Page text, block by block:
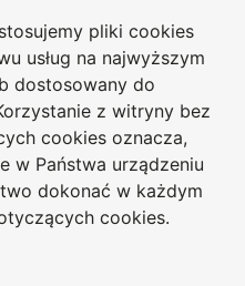
pliki cookies
usług na najwyższym
dostosowany do
z witryny bez
cookies oznacza,
w Państwa urządzeniu
dokonać w każdym
cookies.
menu
Jana Długosza
Deklaracja
dostępności
Mapa
serwisu